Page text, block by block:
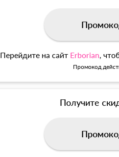
Перейдите на сайт Erborian,
Промокод
Получите